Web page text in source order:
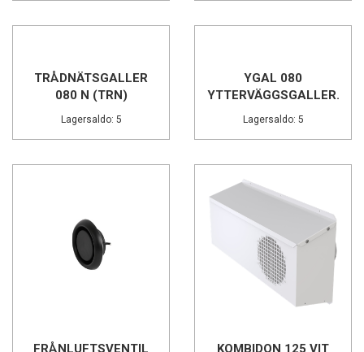
TRÅDNÄTSGALLER
080 N (TRN)
Lagersaldo: 5
YGAL 080
YTTERVÄGGSGALLER...
Lagersaldo: 5
FRÅNLUFTSVENTIL
KOMBIDON 125 VIT